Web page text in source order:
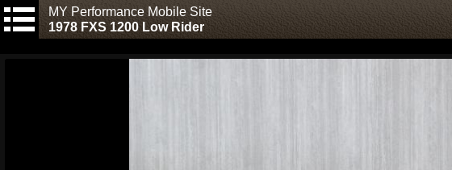
MY Performance Mobile Site
1978 FXS 1200 Low Rider